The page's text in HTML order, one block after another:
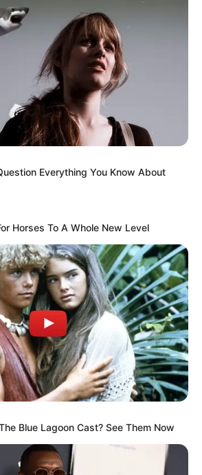
ABUSO DE MENORES
¿Por qué Garavito y Uribe
Noguera no pagarán
cadena perpetua?
LUIS ALFREDO GARAVITO
Tras diagnóstico de
leucemia crónica, Garavito
debió ser trasladado a una
clínica
¿Castigo divino? Garavito
fue diagnosticado con
leucemia crónica
Everything You Know About
Horses To A Whole New Level
Blue Lagoon Cast? See Them Now